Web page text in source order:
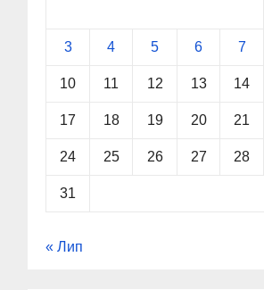
3 4 5 6 7
10 11 12 13 14
17 18 19 20 21
24 25 26 27 28
31
« Лип